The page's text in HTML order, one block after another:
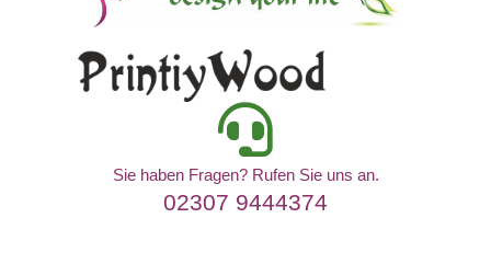
Sie haben Fragen? Rufen Sie uns an.
02307 9444374